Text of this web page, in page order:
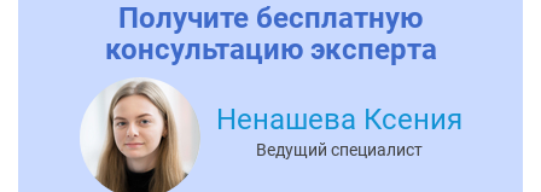
Получите бесплатную
консультацию эксперта
Ненашева Ксения
Ведущий специалист